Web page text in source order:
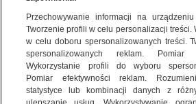
WIĘCEJ
KANAŁY
KONTAKT24 | NAJNOWSZE
GOPR znosi "morsującą" turystkę z Babiej Góry
Przechowywanie informacji na
Tworzenie profili w celu personalizacji treści.
w celu doboru spersonalizowanych treści.
spersonalizowanych reklam. Pomiar
Wykorzystanie profili do wyboru
Pomiar efektywności reklam.
statystyce lub kombinacji danych z